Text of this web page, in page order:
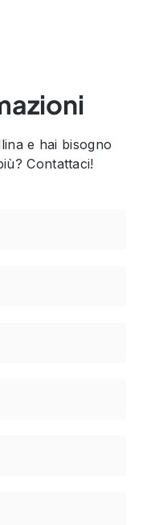
e hai bisogno
Contattaci!